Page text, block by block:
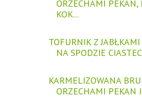
ORZECHAMI PEKAN,
KOK...
TOFURNIK Z
NA SPODZIE
KARMELIZOWANA
ORZECHAMI PEKAN